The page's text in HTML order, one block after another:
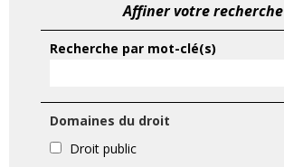
Affiner votre recherche
Recherche par mot-clé(s)
Domaines du droit
Droit public